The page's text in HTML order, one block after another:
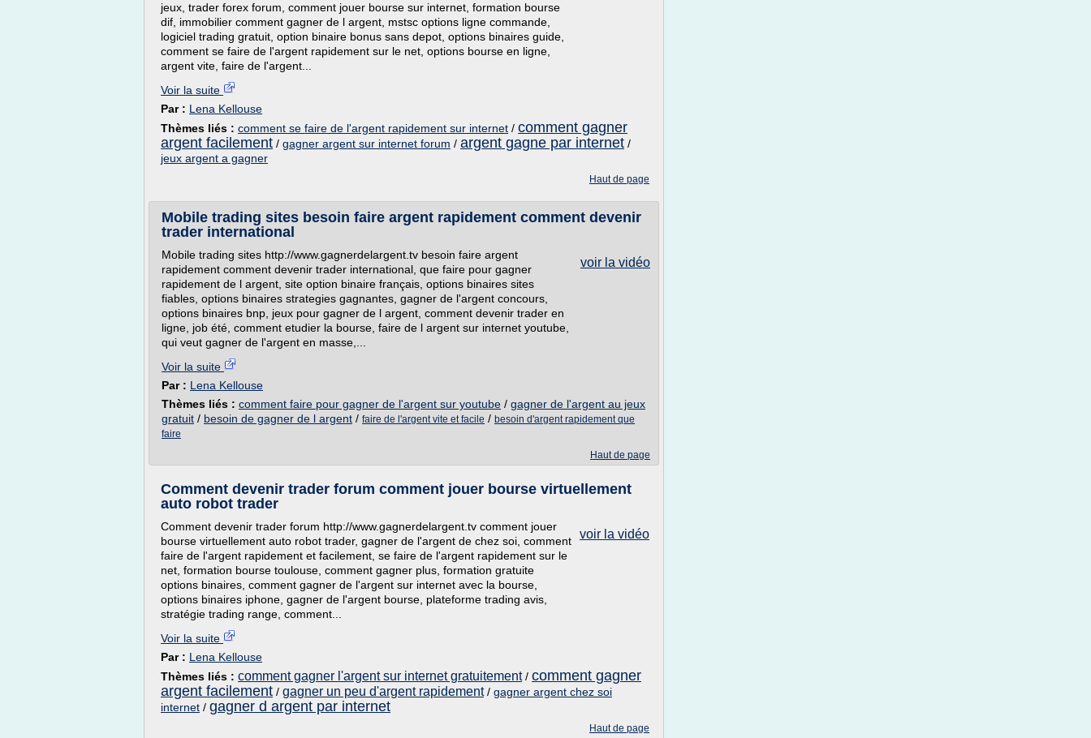
jeux, trader forex forum, comment jouer bourse sur internet, formation bourse
dif, immobilier comment gagner de l argent, mstsc options ligne commande,
logiciel trading gratuit, option binaire bonus sans depot, options binaires guide,
comment se faire de l'argent rapidement sur le net, options bourse en ligne,
argent vite, faire de l'argent...
Voir la suite
Par : Lena Kellouse
Thèmes liés : comment se faire de l'argent rapidement sur internet / comment gagner
argent facilement / gagner argent sur internet forum / argent gagne par internet /
jeux argent a gagner
Haut de page
Mobile trading sites besoin faire argent rapidement comment devenir
trader international
voir la vidéo
Mobile trading sites http://www.gagnerdelargent.tv besoin faire argent
rapidement comment devenir trader international, que faire pour gagner
rapidement de l argent, site option binaire français, options binaires sites
fiables, options binaires strategies gagnantes, gagner de l'argent concours,
options binaires bnp, jeux pour gagner de l argent, comment devenir trader en
ligne, job été, comment etudier la bourse, faire de l argent sur internet youtube,
qui veut gagner de l'argent en masse,...
Voir la suite
Par : Lena Kellouse
Thèmes liés : comment faire pour gagner de l'argent sur youtube / gagner de l'argent au jeux
gratuit / besoin de gagner de l argent / faire de l'argent vite et facile / besoin d'argent rapidement que
faire
Haut de page
Comment devenir trader forum comment jouer bourse virtuellement
auto robot trader
voir la vidéo
Comment devenir trader forum http://www.gagnerdelargent.tv comment jouer
bourse virtuellement auto robot trader, gagner de l'argent de chez soi, comment
faire de l'argent rapidement et facilement, se faire de l'argent rapidement sur le
net, formation bourse toulouse, comment gagner plus, formation gratuite
options binaires, comment gagner de l'argent sur internet avec la bourse,
options binaires iphone, gagner de l'argent bourse, plateforme trading avis,
stratégie trading range, comment...
Voir la suite
Par : Lena Kellouse
Thèmes liés : comment gagner l'argent sur internet gratuitement/ comment gagner
argent facilement / gagner un peu d'argent rapidement/ gagner argent chez soi
internet / gagner d argent par internet
Haut de page